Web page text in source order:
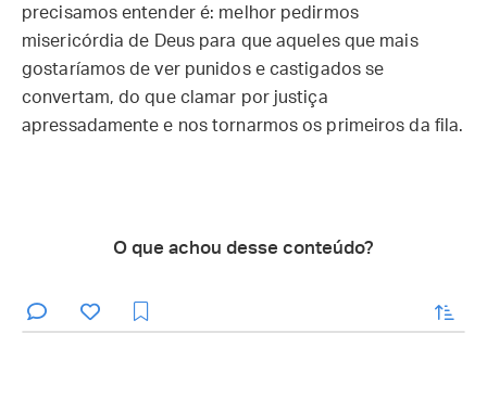
precisamos entender é: melhor pedirmos
misericórdia de Deus para que aqueles que mais
gostaríamos de ver punidos e castigados se
convertam, do que clamar por justiça
apressadamente e nos tornarmos os primeiros da fila.
O que achou desse conteúdo?
enviar